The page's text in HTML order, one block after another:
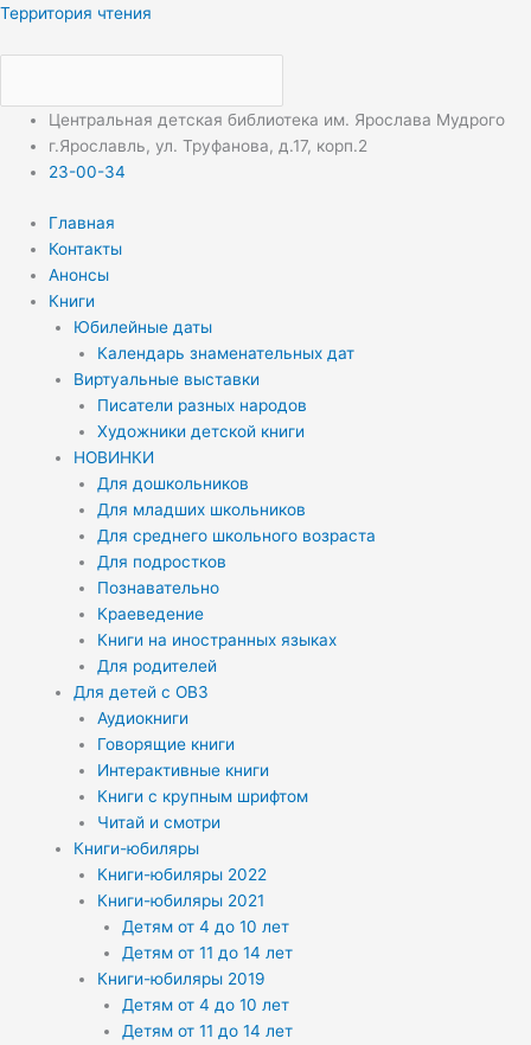
Перейти
Территория чтения
Центральная детская библиотека им. Ярослава Мудрого
г.Ярославль, ул. Труфанова, д.17, корп.2
23-00-34
Меню
Главная
Контакты
Анонсы
Книги
Юбилейные даты
Календарь знаменательных дат
Виртуальные выставки
Писатели разных народов
Художники детской книги
НОВИНКИ
Для дошкольников
Для младших школьников
Для среднего школьного возраста
Для подростков
Познавательно
Краеведение
Книги на иностранных языках
Для родителей
Для детей с ОВЗ
Аудиокниги
Говорящие книги
Интерактивные книги
Книги с крупным шрифтом
Читай и смотри
Книги-юбиляры
Книги-юбиляры 2022
Книги-юбиляры 2021
Детям от 4 до 10 лет
Детям от 11 до 14 лет
Книги-юбиляры 2019
Детям от 4 до 10 лет
Детям от 11 до 14 лет
Меню